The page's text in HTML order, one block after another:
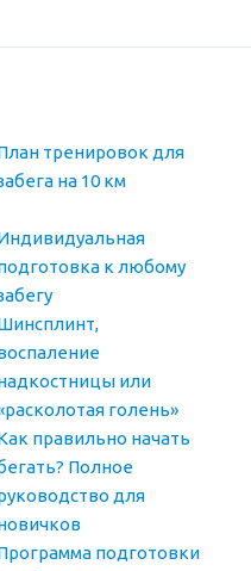
тренировок для
на 10 км
к любому
или
голень»
правильно начать
Полное
для
подготовки